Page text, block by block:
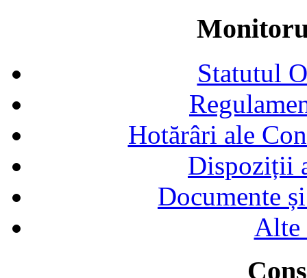
Statutul
Hotărâri ale
Dispoziții
Documente
Alte